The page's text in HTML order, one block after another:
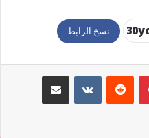
نسخ الرابط
بينتيريست مشاركة عبر البريد